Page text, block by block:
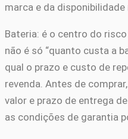
marca e da disponibilidade
Bateria: é o centro do
não é só “quanto custa a
qual o prazo e custo de
revenda. Antes de
valor e prazo de entrega
as condições de garantia